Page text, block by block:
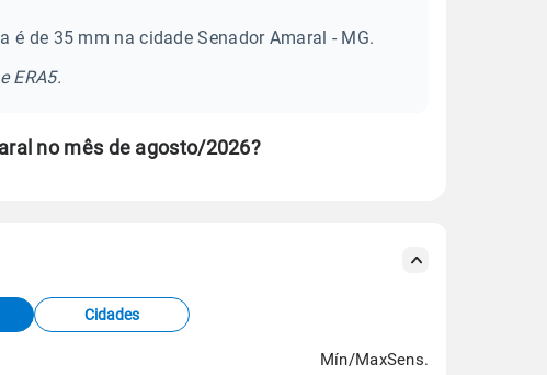
é de 35 mm na cidade Senador Amaral - MG.
ERA5.
no mês de agosto/2026?
Cidades
Mín/MaxSens.